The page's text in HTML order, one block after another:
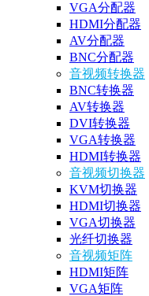
VGA分配器
HDMI分配器
AV分配器
BNC分配器
音视频转换器
BNC转换器
AV转换器
DVI转换器
VGA转换器
HDMI转换器
音视频切换器
KVM切换器
HDMI切换器
VGA切换器
光纤切换器
音视频矩阵
HDMI矩阵
VGA矩阵